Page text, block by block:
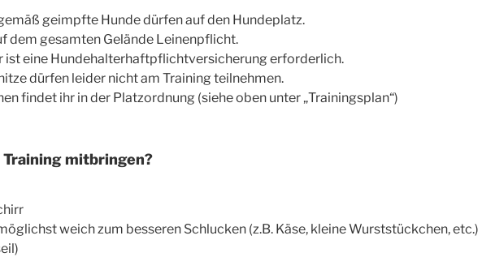
geimpfte Hunde dürfen auf den Hundeplatz.
dem gesamten Gelände Leinenpflicht.
ist eine Hundehalterhaftpflichtversicherung erforderlich.
dürfen leider nicht am Training teilnehmen.
findet ihr in der Platzordnung (siehe oben unter „Trainingsplan“)
Training mitbringen?
weich zum besseren Schlucken (z.B. Käse, kleine Wurststückchen, etc.)